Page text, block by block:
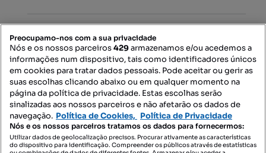
Mapa do Site
Contacte-nos
SIGA-NOS:
Preocupamo-nos com a sua privacidade
Nós e os nossos parceiros429armazenamos e/ou acedemos a
informações num dispositivo, tais como identificadores únicos
em cookies para tratar dados pessoais. Pode aceitar ou gerir as
suas escolhas clicando abaixo ou em qualquer momento na
página da política de privacidade. Estas escolhas serão
sinalizadas aos nossos parceiros e não afetarão os dados de
navegação. Política de Cookies, Política de Privacidade
Nós e os nossos parceiros tratamos os dados para fornecermos:
Utilizar dados de geolocalização precisos. Procurar ativamente as características
do dispositivo para identificação. Compreender os públicos através de estatísticas